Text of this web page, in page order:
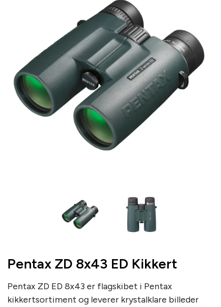
Pentax ZD 8x43 ED Kikkert
Pentax ZD ED 8x43 er flagskibet i Pentax
kikkertsortiment og leverer krystalklare billeder